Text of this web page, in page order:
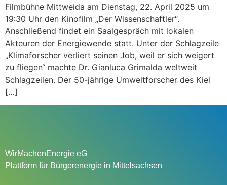
Filmbühne Mittweida am Dienstag, 22. April 2025 um
19:30 Uhr den Kinofilm „Der Wissenschaftler“.
Anschließend findet ein Saalgespräch mit lokalen
Akteuren der Energiewende statt. Unter der Schlagzeile
„Klimaforscher verliert seinen Job, weil er sich weigert
zu fliegen“ machte Dr. Gianluca Grimalda weltweit
Schlagzeilen. Der 50-jährige Umweltforscher des Kiel
[…]
WirMachenEnergie eG
Plattform für Bürgerenergie in Mittelsachsen